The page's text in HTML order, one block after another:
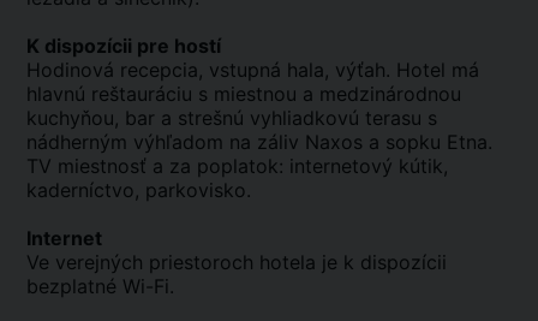
K dispozícii pre hostí
Hodinová recepcia, vstupná hala, výťah. Hotel má
hlavnú reštauráciu s miestnou a medzinárodnou
kuchyňou, bar a strešnú vyhliadkovú terasu s
nádherným výhľadom na záliv Naxos a sopku Etna.
TV miestnosť a za poplatok: internetový kútik,
kaderníctvo, parkovisko.
Internet
Ve verejných priestoroch hotela je k dispozícii
bezplatné Wi-Fi.